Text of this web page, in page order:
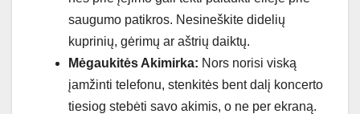
saugumo patikros. Nesineškite didelių
kuprinių, gėrimų ar aštrių daiktų.
Mėgaukitės Akimirka: Nors norisi viską
įamžinti telefonu, stenkitės bent dalį koncerto
tiesiog stebėti savo akimis, o ne per ekraną.